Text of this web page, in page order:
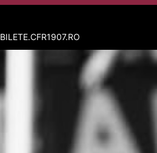
BILETE.CFR1907.RO